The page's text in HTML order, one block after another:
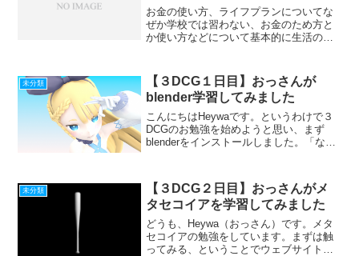
お金の使い方、ライフプランについてな
ぜか学校では習わない、お金のため方と
か使い方などについて基本的に生活のた
ます。金融庁の高校向け金融経済教育指
導教材金融庁が公開してい...
未分類
【３DCG１日目】おっさんが
blender学習してみました
こんにちはHeywaです。というわけで３
DCGのお勉強を始めようと思い、まず
blenderをインストールしました。「なん
の操作を覚えられんのよ（おっさんなの
で）...
未分類
【３DCG２日目】おっさんがメ
タセコイアを学習してみました
どうも、Heywa（おっさん）です。メタ
セコイアの勉強をしています。まずは触
ってみる、ということでウェブサイト見